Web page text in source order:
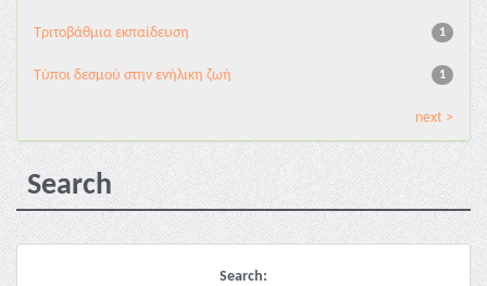
1
Τριτοβάθμια εκπαίδευση
1
Τύποι δεσμού στην ενήλικη ζωή
next >
Search
Search: